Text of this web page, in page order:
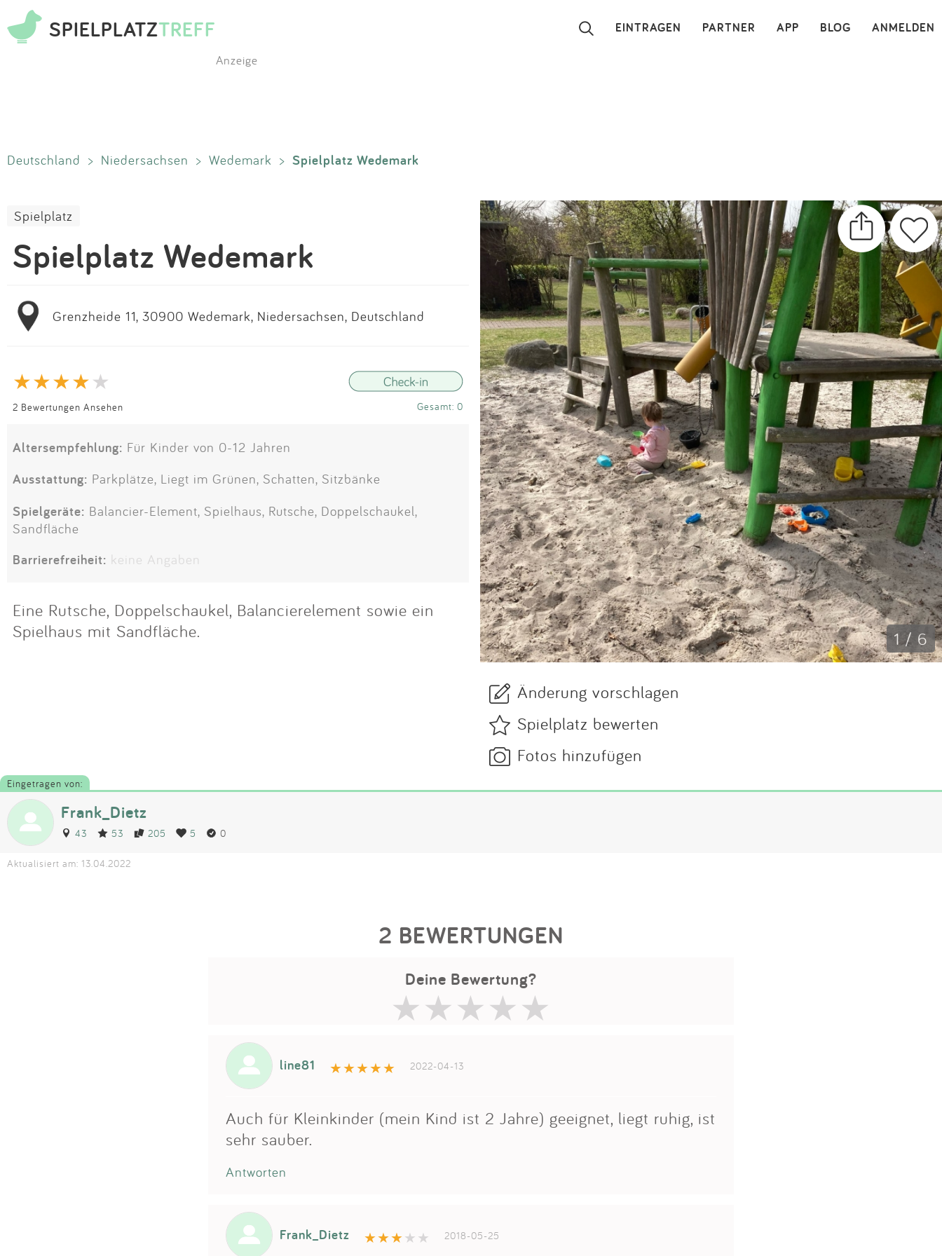
SPIELPLATZTREFF ANMELDEN
BLOG
APP
PARTNER
EINTRAGEN ×
Blog
Partner
Impressum
Anmelden
Anzeige
Deutschland > Niedersachsen > Wedemark > Spielplatz Wedemark
Spielplatz
Spielplatz Wedemark
Grenzheide 11, 30900 Wedemark, Niedersachsen, Deutschland
2 Bewertungen Ansehen Gesamt: 0
Altersempfehlung: Für Kinder von 0-12 Jahren
Ausstattung: Parkplätze, Liegt im Grünen, Schatten, Sitzbänke
Spielgeräte: Balancier-Element, Spielhaus, Rutsche, Doppelschaukel,
Sandfläche
Barrierefreiheit: keine Angaben
Eine Rutsche, Doppelschaukel, Balancierelement sowie ein
Spielhaus mit Sandfläche.
1 / 6
Änderung vorschlagen
Spielplatz bewerten
Fotos hinzufügen
Eingetragen von:
Frank_Dietz
43 53 205 5 0
Aktualisiert am: 13.04.2022
2 BEWERTUNGEN
Deine Bewertung?
line81 2022-04-13
Auch für Kleinkinder (mein Kind ist 2 Jahre) geeignet, liegt ruhig, ist
sehr sauber.
Antworten
Frank_Dietz 2018-05-25